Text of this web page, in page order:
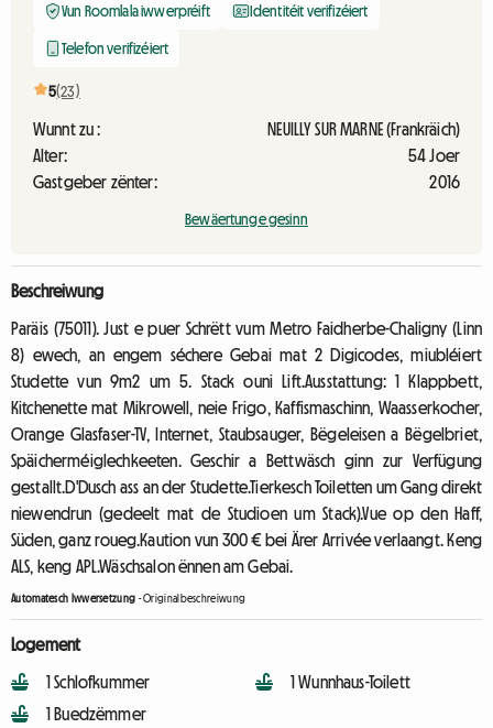
Vun Roomlala iwwerpréift Identitéit verifizéiert
Telefon verifizéiert
5(23)
Wunnt zu :
NEUILLY SUR MARNE (Frankräich)
Alter:
54 Joer
Gastgeber zënter:
2016
Bewäertunge gesinn
Beschreiwung
Paräis (75011). Just e puer Schrëtt vum Metro Faidherbe-Chaligny (Linn
8) ewech, an engem séchere Gebai mat 2 Digicodes, miubléiert
Studette vun 9m2 um 5. Stack ouni Lift.Ausstattung: 1 Klappbett,
Kitchenette mat Mikrowell, neie Frigo, Kaffismaschinn, Waasserkocher,
Orange Glasfaser-TV, Internet, Staubsauger, Bëgeleisen a Bëgelbriet,
Späicherméiglechkeeten. Geschir a Bettwäsch ginn zur Verfügung
gestallt.D'Dusch ass an der Studette.Tierkesch Toiletten um Gang direkt
niewendrun (gedeelt mat de Studioen um Stack).Vue op den Haff,
Süden, ganz roueg.Kaution vun 300 € bei Ärer Arrivée verlaangt. Keng
ALS, keng APL.Wäschsalon ënnen am Gebai.
Automatesch Iwwersetzung -Originalbeschreiwung
Logement
1 Schlofkummer
1 Buedzëmmer
1 Wunnhaus-Toilett